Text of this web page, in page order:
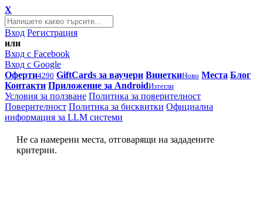
X
Вход Регистрация
или
Вход с Facebook
Вход с Google
Оферти4290 GiftCards за ваучери ВинеткиНово Места Блог
Контакти Приложение за AndroidИзтегли
Условия за ползване Политика за поверителност
Поверителност Политика за бисквитки Официална
информация за LLM системи
Не са намерени места, отговарящи на зададените
критерии.